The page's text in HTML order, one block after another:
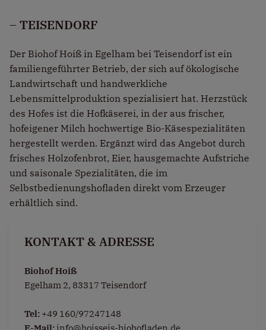
– TEISENDORF
Der Biohof Hoiß in Egelham bei Teisendorf ist ein
familiengeführter Betrieb, der sich auf ökologische
Landwirtschaft und handwerkliche
Lebensmittelproduktion spezialisiert hat. Herzstück
des Hofes ist die Hofkäserei, in der aus frischer,
hofeigener Milch hochwertige Bio-Käsespezialitäten
hergestellt werden. Ergänzt wird das Angebot durch
frisches Holzofenbrot, Eier, hausgemachte Aufstriche
und saisonale Spezialitäten, die im
Selbstbedienungshofladen direkt vom Erzeuger
erhältlich sind.
KONTAKT & ADRESSE
Biohof Hoiß
Egelham 2, 83317 Teisendorf
Tel: +49 160/97247148
E-Mail:info@hoisseis-biohofladen.de